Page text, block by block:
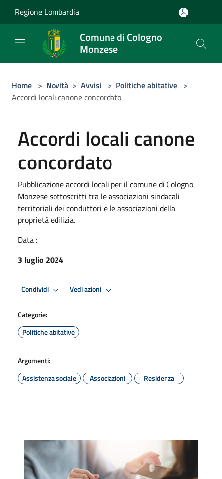
Regione Lombardia
Comune di Cologno
Monzese
Home > Novità > Avvisi > Politiche abitative >
Accordi locali canone concordato
Accordi locali canone
concordato
Pubblicazione accordi locali per il comune di Cologno
Monzese sottoscritti tra le associazioni sindacali
territoriali dei conduttori e le associazioni della
proprietà edilizia.
Data :
3 luglio 2024
Condividi Vedi azioni
Categorie:
Politiche abitative
Argomenti:
Assistenza sociale
Associazioni Residenza